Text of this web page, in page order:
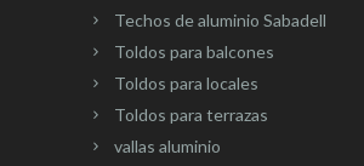
Techos de aluminio Sabadell
Toldos para balcones
Toldos para locales
Toldos para terrazas
vallas aluminio